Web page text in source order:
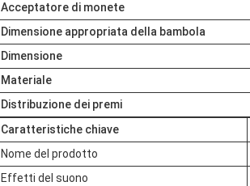
Acceptatore di monete
Dimensione appropriata della bambola
Dimensione
Materiale
Distribuzione dei premi
Caratteristiche chiave
Nome del prodotto
Effetti del suono